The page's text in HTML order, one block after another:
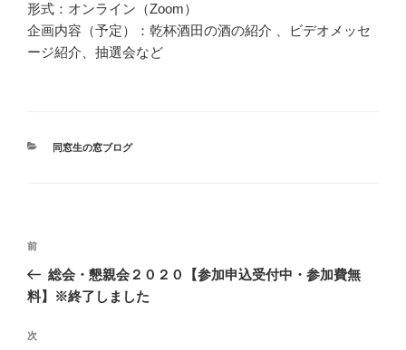
形式：オンライン（Zoom）
企画内容（予定）：乾杯酒田の酒の紹介 、ビデオメッセ
ージ紹介、抽選会など
カ
同窓生の窓ブログ
投
ナ
ゲ
前
の
投
前
総会・懇親会２０２０【参加申込受付中・参加費無
料】※終了しました
次
次